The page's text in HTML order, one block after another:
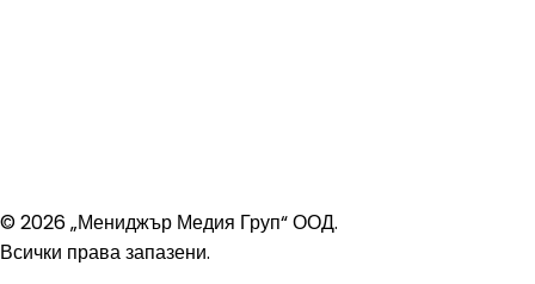
© 2026 „Мениджър Медия Груп“ ООД.
Всички права запазени.